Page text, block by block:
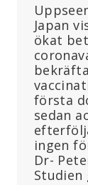
Japan
ökat
första
sedan
ingen
Dr-
Studien